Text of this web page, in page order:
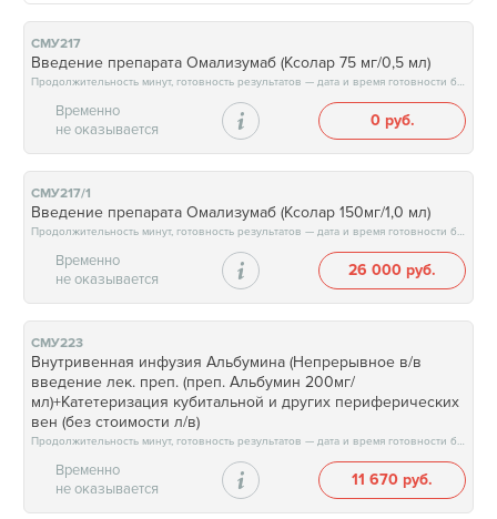
СМУ217
Введение препарата Омализумаб (Ксолар 75 мг/0,5 мл)
Продолжительность минут, готовность результатов — дата и время готовности будут сообщены врачом в день приёма
Временно
не оказывается
0 руб.
СМУ217/1
Введение препарата Омализумаб (Ксолар 150мг/1,0 мл)
Продолжительность минут, готовность результатов — дата и время готовности будут сообщены врачом в день приёма
Временно
не оказывается
26 000 руб.
СМУ223
Внутривенная инфузия Альбумина (Непрерывное в/в
введение лек. преп. (преп. Альбумин 200мг/
мл)+Катетеризация кубитальной и других периферических
вен (без стоимости л/в)
Продолжительность минут, готовность результатов — дата и время готовности будут сообщены врачом в день приёма
Временно
не оказывается
11 670 руб.